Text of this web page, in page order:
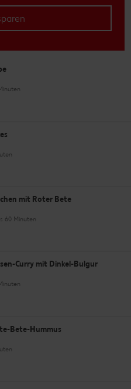
mit Roter Bete
60 Minuten
Curry mit Dinkel-Bulgur
Bete-Hummus